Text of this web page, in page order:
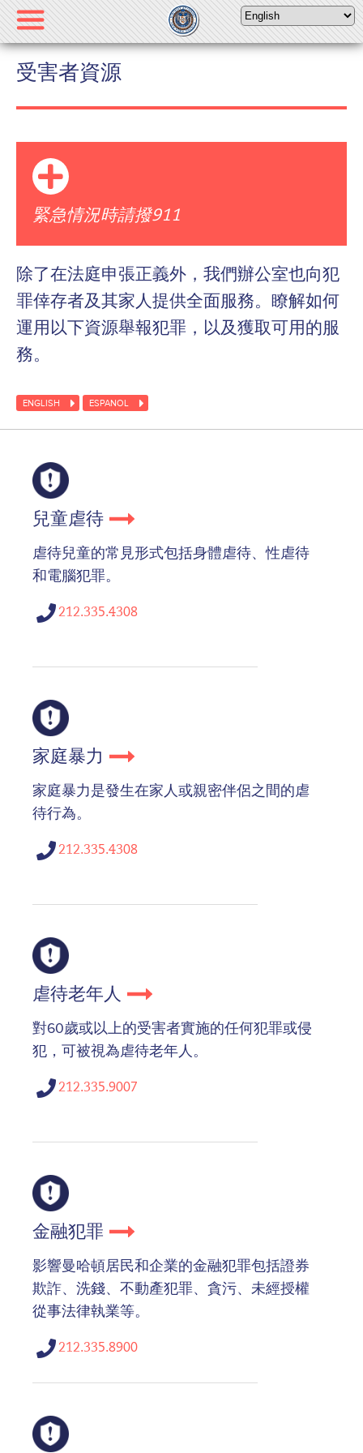
Please
note:
This
website
system.
受害者資源
緊急情況時請撥911
除了在法庭申張正義外，我們辦公室也向犯
罪倖存者及其家人提供全面服務。瞭解如何
運用以下資源舉報犯罪，以及獲取可用的服
務。
ENGLISH ESPANOL
兒童虐待
虐待兒童的常見形式包括身體虐待、性虐待
和電腦犯罪。
212.335.4308
家庭暴力
家庭暴力是發生在家人或親密伴侶之間的虐
待行為。
212.335.4308
虐待老年人
對60歲或以上的受害者實施的任何犯罪或侵
犯，可被視為虐待老年人。
212.335.9007
金融犯罪
影響曼哈頓居民和企業的金融犯罪包括證券
欺詐、洗錢、不動產犯罪、貪污、未經授權
從事法律執業等。
212.335.8900